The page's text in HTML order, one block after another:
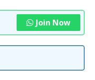
Join Now